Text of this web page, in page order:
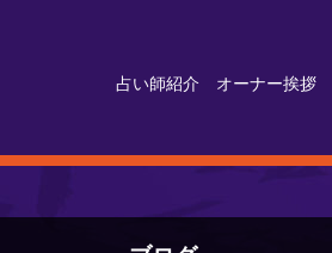
占い師紹介 オーナー挨拶